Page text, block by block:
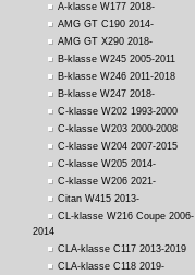
A-klasse W177 2018-
AMG GT C190 2014-
AMG GT X290 2018-
B-klasse W245 2005-2011
B-klasse W246 2011-2018
B-klasse W247 2018-
C-klasse W202 1993-2000
C-klasse W203 2000-2008
C-klasse W204 2007-2015
C-klasse W205 2014-
C-klasse W206 2021-
Citan W415 2013-
CL-klasse W216 Coupe 2006-
2014
CLA-klasse C117 2013-2019
CLA-klasse C118 2019-